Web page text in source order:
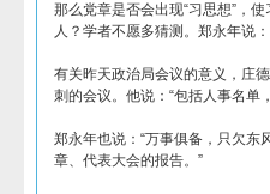
那么党章是否会出现“习思想”，
人？学者不愿多猜测。郑永年说
有关昨天政治局会议的意义，庄
刺的会议。他说：“包括人事名单
郑永年也说：“万事俱备，只欠东
章、代表大会的报告。”